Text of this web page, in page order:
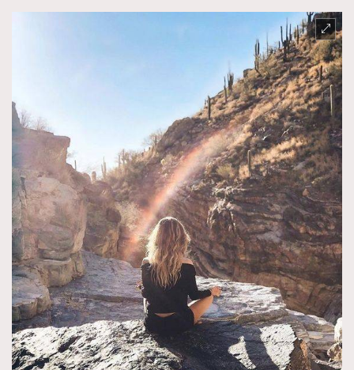
DressLikeAParisienne
FashionWeek FigaroAesthetic